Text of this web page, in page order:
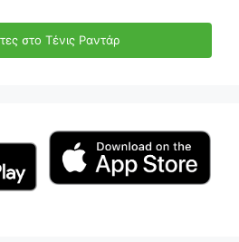
στο Τένις Ραντάρ